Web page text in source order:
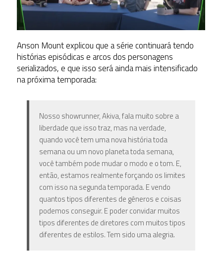
Anson Mount explicou que a série continuará tendo
histórias episódicas e arcos dos personagens
serializados, e que isso será ainda mais intensificado
na próxima temporada:
Nosso showrunner, Akiva, fala muito sobre a
liberdade que isso traz, mas na verdade,
quando você tem uma nova história toda
semana ou um novo planeta toda semana,
você também pode mudar o modo e o tom. E,
então, estamos realmente forçando os limites
com isso na segunda temporada. E vendo
quantos tipos diferentes de gêneros e coisas
podemos conseguir. E poder convidar muitos
tipos diferentes de diretores com muitos tipos
diferentes de estilos. Tem sido uma alegria.